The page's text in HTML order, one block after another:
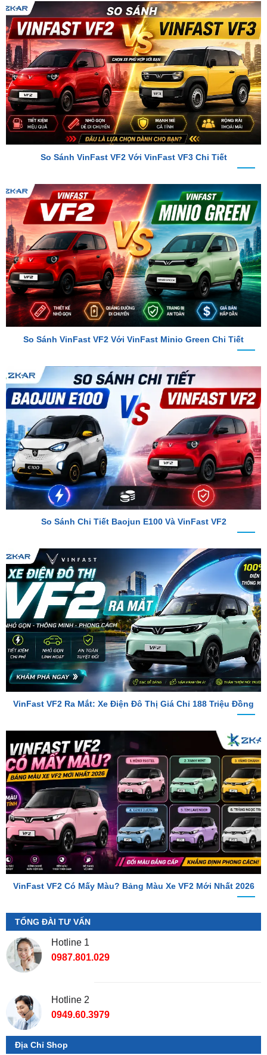
So Sánh VinFast VF2 Với VinFast VF3 Chi Tiết
So Sánh VinFast VF2 Với VinFast Minio Green Chi Tiết
So Sánh Chi Tiết Baojun E100 Và VinFast VF2
VinFast VF2 Ra Mắt: Xe Điện Đô Thị Giá Chỉ 188 Triệu Đồng
VinFast VF2 Có Mấy Màu? Bảng Màu Xe VF2 Mới Nhất 2026
TỔNG ĐÀI TƯ VẤN
Hotline 1
0987.801.029
Địa Chỉ Shop
📌 Chi Nhánh Hồ Chí Minh: 277-279 Đường số 9A, KDC
Trung Sơn, Bình Chánh, Tp.HCM